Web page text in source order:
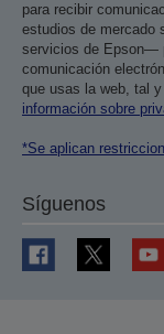
para recibir
estudios de mercado
servicios de Epson—
comunicación
que usas la web, tal
información sobre
*Se aplican
Síguenos